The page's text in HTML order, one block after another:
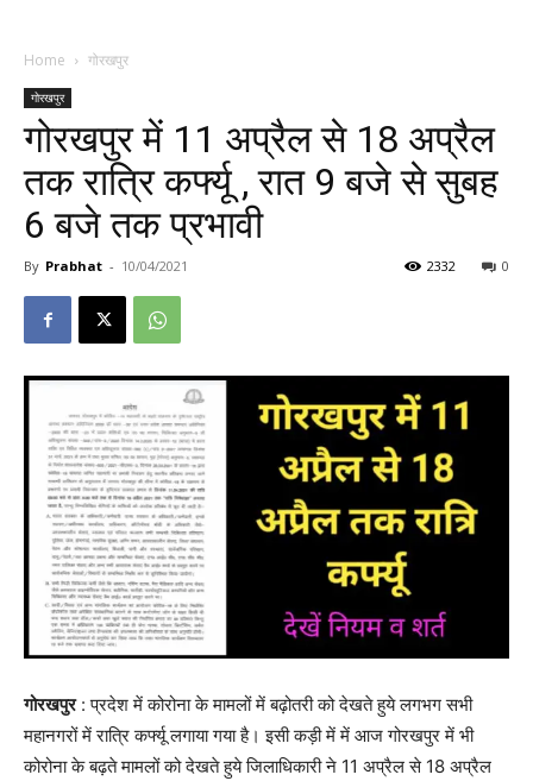
Home गोरखपुर
गोरखपुर
गोरखपुर में 11 अप्रैल से 18 अप्रैल
तक रात्रि कर्फ्यू , रात 9 बजे से सुबह
6 बजे तक प्रभावी
By Prabhat - 10/04/2021 0
2332
गोरखपुर: प्रदेश में कोरोना के मामलों में बढ़ोतरी को देखते हुये लगभग सभी
महानगरों में रात्रि कर्फ्यू लगाया गया है। इसी कड़ी में में आज गोरखपुर में भी
कोरोना के बढ़ते मामलों को देखते हुये जिलाधिकारी ने 11 अप्रैल से 18 अप्रैल